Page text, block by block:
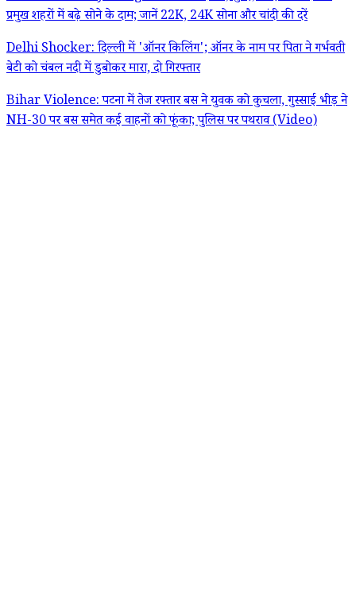
प्रमुख शहरों में बढ़े सोने के दाम; जानें 22K, 24K सोना और चांदी की दरें
Delhi Shocker: दिल्ली में 'ऑनर किलिंग'; ऑनर के नाम पर पिता ने गर्भवती
बेटी को चंबल नदी में डुबोकर मारा, दो गिरफ्तार
Bihar Violence: पटना में तेज रफ्तार बस ने युवक को कुचला, गुस्साई भीड़ ने
NH-30 पर बस समेत कई वाहनों को फूंका; पुलिस पर पथराव (Video)